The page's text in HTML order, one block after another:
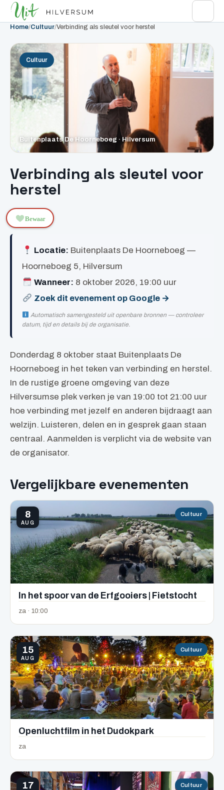
Home/Cultuur/Verbinding als sleutel voor herstel
Cultuur
Buitenplaats De Hoorneboeg · Hilversum
Verbinding als sleutel voor
herstel
Bewaar
Locatie: Buitenplaats De Hoorneboeg —
Hoorneboeg 5, Hilversum
Wanneer: 8 oktober 2026, 19:00 uur
Zoek dit evenement op Google →
Automatisch samengesteld uit openbare bronnen — controleer
datum, tijd en details bij de organisatie.
Donderdag 8 oktober staat Buitenplaats De
Hoorneboeg in het teken van verbinding en herstel.
In de rustige groene omgeving van deze
Hilversumse plek verken je van 19:00 tot 21:00 uur
hoe verbinding met jezelf en anderen bijdraagt aan
welzijn. Luisteren, delen en in gesprek gaan staan
centraal. Aanmelden is verplicht via de website van
de organisator.
Vergelijkbare evenementen
8
AUG
Cultuur
In het spoor van de Erfgooiers | Fietstocht
za · 10:00
15
AUG
Cultuur
Openluchtfilm in het Dudokpark
za
17 Cultuur